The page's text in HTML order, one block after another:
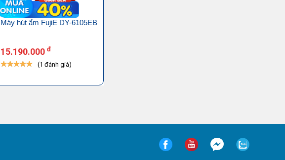
Máy hút ẩm FujiE DY-6105EB
15.190.000 đ
(1 đánh giá)